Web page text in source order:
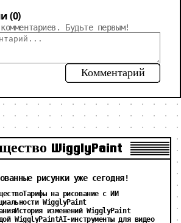
(0)
Будьте первым!
Комментарий
WigglyPaint
рисунки уже сегодня!
Тарифы на рисование с ИИ
WigglyPaint
История изменений WigglyPaint
WigglyPaintAI-инструменты для видео